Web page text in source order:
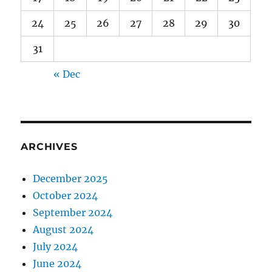
24 25 26 27 28 29 30
31
« Dec
ARCHIVES
December 2025
October 2024
September 2024
August 2024
July 2024
June 2024